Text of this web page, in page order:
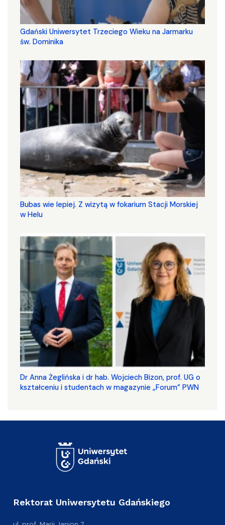
Gdański Uniwersytet Trzeciego Wieku na Jarmarku
św. Dominika
Bubas wie lepiej. Z wizytą w fokarium Stacji Morskiej
w Helu
​​​​​​​Dr Anna Żeglińska i dr hab. Wojciech Bizon, prof. UG o
kształceniu i studentach w magazynie „Forum” PWN
Rektorat Uniwersytetu Gdańskiego